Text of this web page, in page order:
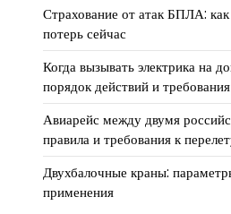
Страхование от атак БПЛА:
потерь сейчас
Когда вызывать электрика на
порядок действий и
Авиарейс между двумя
правила и требования к
Двухбалочные краны:
применения